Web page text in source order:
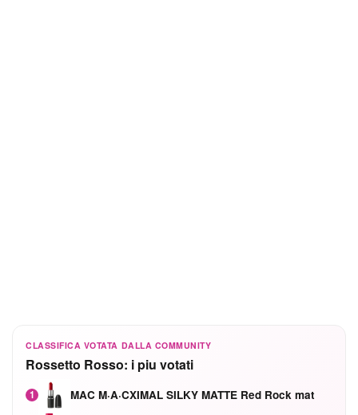
CLASSIFICA VOTATA DALLA COMMUNITY
Rossetto Rosso: i piu votati
1 MAC M·A·CXIMAL SILKY MATTE Red Rock mat